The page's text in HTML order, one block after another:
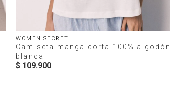
WOMEN'SECRET
Camiseta manga corta 100% algodón
blanca
$ 109.900